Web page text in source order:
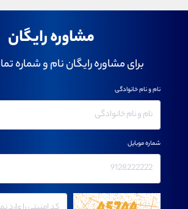
مشاوره رایگان
برای مشاوره رایگان نام و شماره
نام و نام خانوادگی
شماره موبایل